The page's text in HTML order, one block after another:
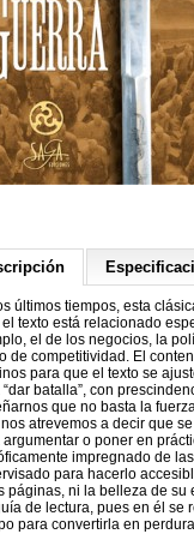
últimos tiempos, esta
texto está relacionado
el de los negocios, la
de competitividad. El
para que el texto se
“dar batalla”, con
que no basta la
atrevemos a decir que
argumentar o poner en
impregnado de
para hacerlo
páginas, ni la belleza de su
de lectura, pues en él se
para convertirla en